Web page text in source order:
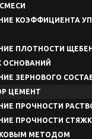
КОЭФФИЦИЕНТА
ПЛОТНОСТИ
ОСНОВАНИЙ
ЗЕРНОВОГО
ЦЕМЕНТ
ПРОЧНОСТИ
ПРОЧНОСТИ
МЕТОДОМ